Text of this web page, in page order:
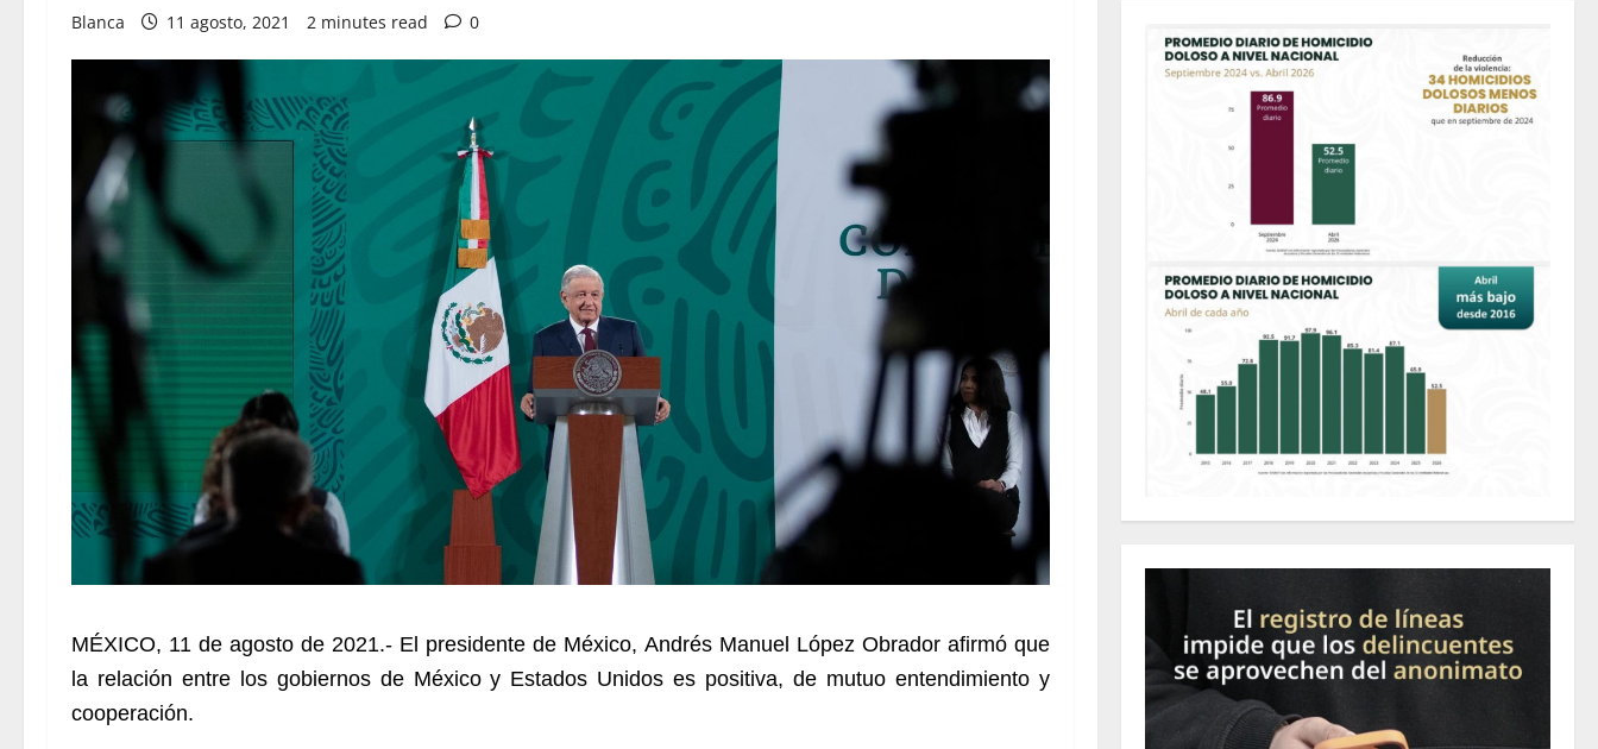
Blanca 11 agosto, 2021 2 minutes read 0
MÉXICO, 11 de agosto de 2021.- El presidente de México, Andrés Manuel López Obrador afirmó que
la relación entre los gobiernos de México y Estados Unidos es positiva, de mutuo entendimiento y
cooperación.